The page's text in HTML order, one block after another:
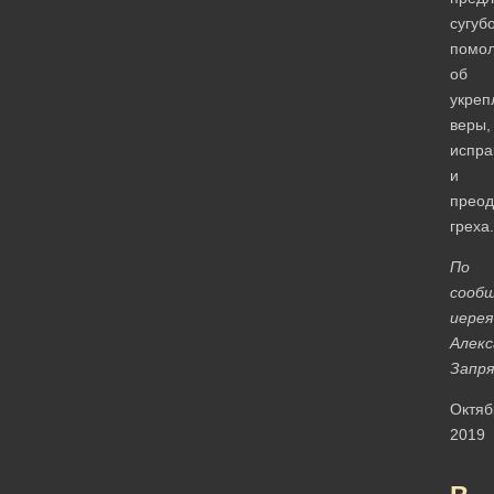
об
веры,
и
греха.
По
иерея
2019